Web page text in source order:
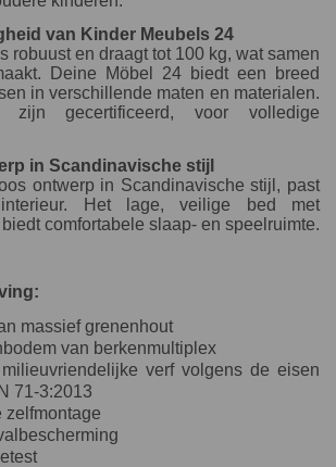
van Kinder Meubels 24
robuust en draagt tot 100 kg, wat samen
Deine Möbel 24 biedt een breed
in verschillende maten en materialen.
zijn gecertificeerd, voor volledige
in Scandinavische stijl
ontwerp in Scandinavische stijl, past
Het lage, veilige bed met
comfortabele slaap- en speelruimte.
massief grenenhout
van berkenmultiplex
verf volgens de eisen
71-3:2013
zelfmontage